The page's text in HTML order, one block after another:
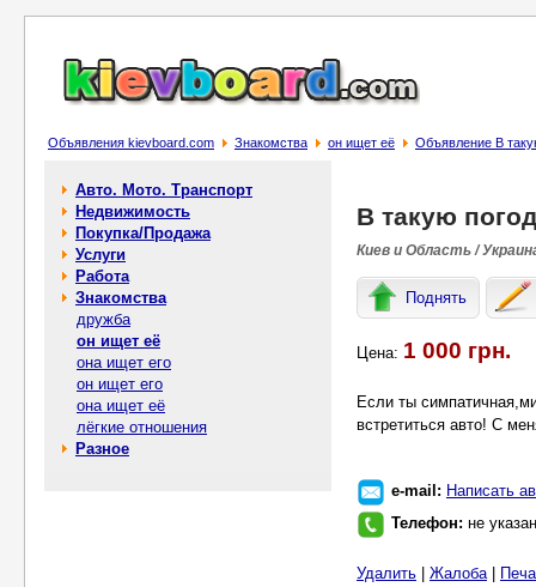
Объявления kievboard.com Знакомства он ищет её Объявление В
Авто. Мото. Транспорт
Недвижимость
Покупка/Продажа
Услуги
Работа
Знакомства
дружба
он ищет её
она ищет его
он ищет его
она ищет её
лёгкие отношения
Разное
В такую
Киев и Область /
Поднять
Цена: 1 000 грн.
Если ты
встретиться авто! С
e-mail: Написать
Телефон: не указан
Удалить Жалоба|